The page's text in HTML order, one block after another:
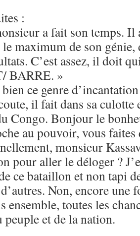
:
a fait son temps. Il
maximum de son génie,
C’est assez, il doit
BARRE. »
bien ce genre
il fait dans sa culotte
Congo. Bonjour le
au pouvoir, vous
monsieur
pour aller le déloger ?
ce bataillon et non tapi
Non, encore une
ensemble, toutes les
peuple et de la nation.